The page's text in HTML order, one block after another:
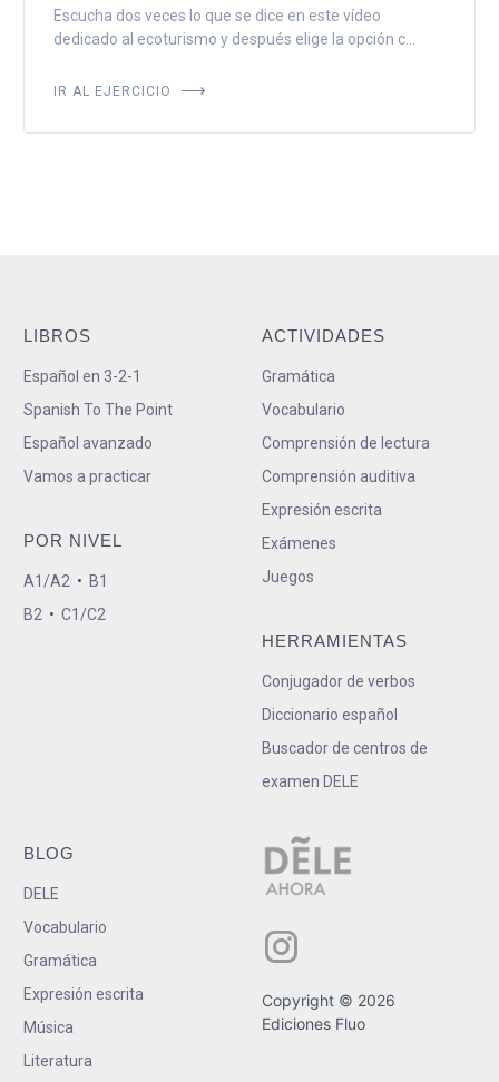
Escucha dos veces lo que se dice en este vídeo
dedicado al ecoturismo y después elige la opción c...
IR AL EJERCICIO
LIBROS
Español en 3-2-1
Spanish To The Point
Español avanzado
Vamos a practicar
POR NIVEL
A1/A2 • B1
B2 • C1/C2
ACTIVIDADES
Gramática
Vocabulario
Comprensión de lectura
Comprensión auditiva
Expresión escrita
Exámenes
Juegos
HERRAMIENTAS
Conjugador de verbos
Diccionario español
Buscador de centros de
examen DELE
BLOG
DELE
Vocabulario
Gramática
Expresión escrita
Música
Literatura
Copyright © 2026
Ediciones Fluo